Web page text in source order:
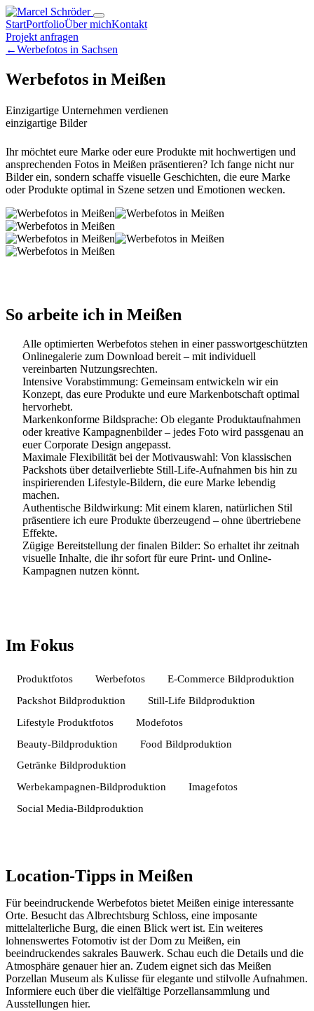
StartPortfolioÜber michKontakt
Projekt anfragen
←Werbefotos in Sachsen
Werbefotos in Meißen
Einzigartige Unternehmen verdienen
einzigartige Bilder
Ihr möchtet eure Marke oder eure Produkte mit hochwertigen und
ansprechenden Fotos in Meißen präsentieren? Ich fange nicht nur
Bilder ein, sondern schaffe visuelle Geschichten, die eure Marke
oder Produkte optimal in Szene setzen und Emotionen wecken.
So arbeite ich in Meißen
Alle optimierten Werbefotos stehen in einer passwortgeschützten
Onlinegalerie zum Download bereit – mit individuell
vereinbarten Nutzungsrechten.
Intensive Vorabstimmung: Gemeinsam entwickeln wir ein
Konzept, das eure Produkte und eure Markenbotschaft optimal
hervorhebt.
Markenkonforme Bildsprache: Ob elegante Produktaufnahmen
oder kreative Kampagnenbilder – jedes Foto wird passgenau an
euer Corporate Design angepasst.
Maximale Flexibilität bei der Motivauswahl: Von klassischen
Packshots über detailverliebte Still-Life-Aufnahmen bis hin zu
inspirierenden Lifestyle-Bildern, die eure Marke lebendig
machen.
Authentische Bildwirkung: Mit einem klaren, natürlichen Stil
präsentiere ich eure Produkte überzeugend – ohne übertriebene
Effekte.
Zügige Bereitstellung der finalen Bilder: So erhaltet ihr zeitnah
visuelle Inhalte, die ihr sofort für eure Print- und Online-
Kampagnen nutzen könnt.
Im Fokus
Produktfotos Werbefotos
E-Commerce Bildproduktion
Packshot Bildproduktion
Still-Life Bildproduktion
Lifestyle Produktfotos
Modefotos
Beauty-Bildproduktion
Food Bildproduktion
Getränke Bildproduktion
Werbekampagnen-Bildproduktion
Imagefotos
Social Media-Bildproduktion
Location-Tipps in Meißen
Für beeindruckende Werbefotos bietet Meißen einige interessante
Orte. Besucht das Albrechtsburg Schloss, eine imposante
mittelalterliche Burg, die einen Blick wert ist. Ein weiteres
lohnenswertes Fotomotiv ist der Dom zu Meißen, ein
beeindruckendes sakrales Bauwerk. Schau euch die Details und die
Atmosphäre genauer hier an. Zudem eignet sich das Meißen
Porzellan Museum als Kulisse für elegante und stilvolle Aufnahmen.
Informiere euch über die vielfältige Porzellansammlung und
Ausstellungen hier.